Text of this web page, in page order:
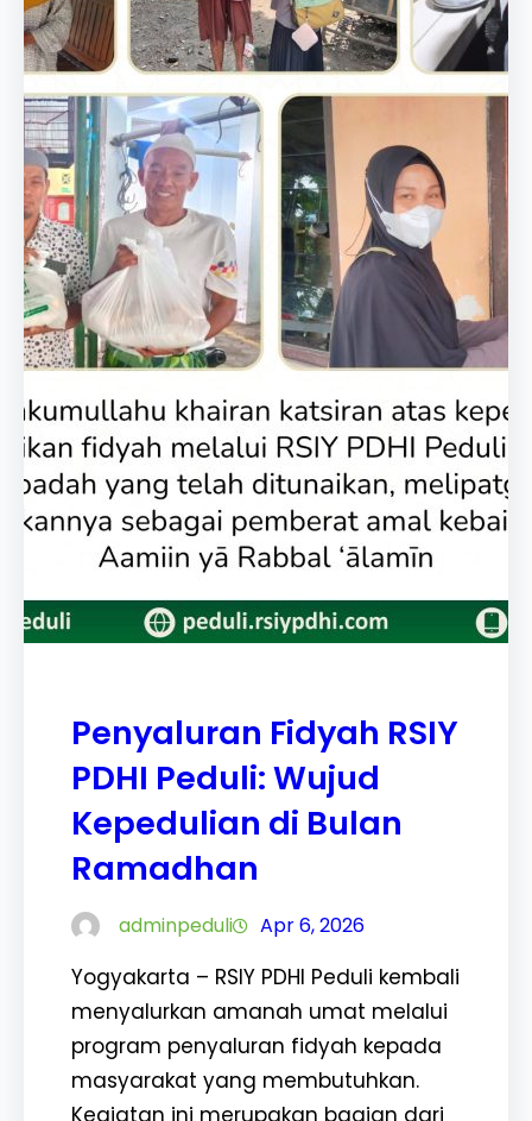
Penyaluran Fidyah RSIY
PDHI Peduli: Wujud
Kepedulian di Bulan
Ramadhan
adminpeduli Apr 6, 2026
Yogyakarta – RSIY PDHI Peduli kembali
menyalurkan amanah umat melalui
program penyaluran fidyah kepada
masyarakat yang membutuhkan.
Kegiatan ini merupakan bagian dari